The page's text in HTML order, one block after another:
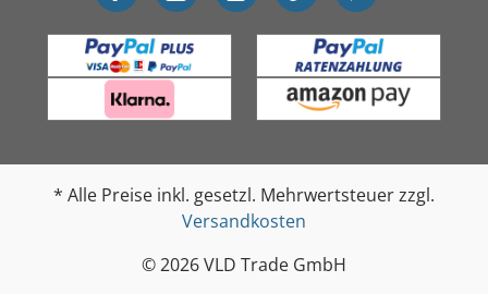
* Alle Preise inkl. gesetzl. Mehrwertsteuer zzgl.
Versandkosten
© 2026 VLD Trade GmbH